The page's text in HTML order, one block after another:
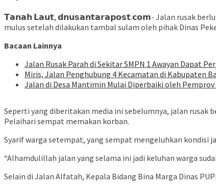
𝗧𝗮𝗻𝗮𝗵 𝗟𝗮𝘂𝘁, 𝗱𝗻𝘂𝘀𝗮𝗻𝘁𝗮𝗿𝗮𝗽𝗼𝘀𝘁.𝗰𝗼𝗺- Jalan rusak
mulus setelah dilakukan tambal sulam oleh pihak Dinas
Bacaan Lainnya
Jalan Rusak Parah di Sekitar SMPN 1 Awayan Dapat
Miris, Jalan Penghubung 4 Kecamatan di Kabupaten
Jalan di Desa Mantimin Mulai Diperbaiki oleh
Seperti yang diberitakan media ini sebelumnya, jalan rusak
Pelaihari sempat memakan korban.
Syarif warga setempat, yang sempat mengeluhkan kondisi
“Alhamdulillah jalan yang selama ini jadi keluhan warga
Selain di Jalan Alfatah, Kepala Bidang Bina Marga Dinas